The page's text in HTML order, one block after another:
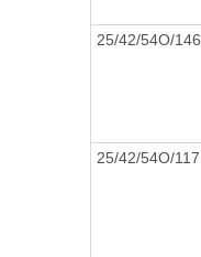
25/42/54O/146
25/42/54O/117